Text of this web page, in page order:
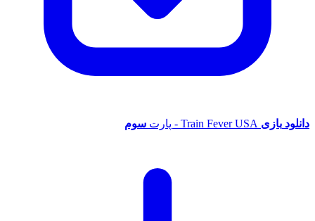
دانلود بازی Train Fever USA - پارت سوم